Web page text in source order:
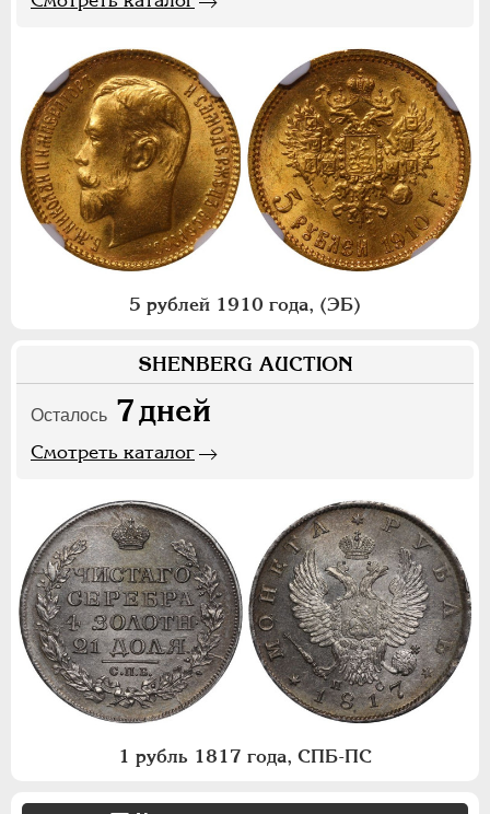
5 рублей 1910 года, (ЭБ)
SHENBERG AUCTION
Осталось 7дней
Смотреть каталог
1 рубль 1817 года, СПБ-ПС